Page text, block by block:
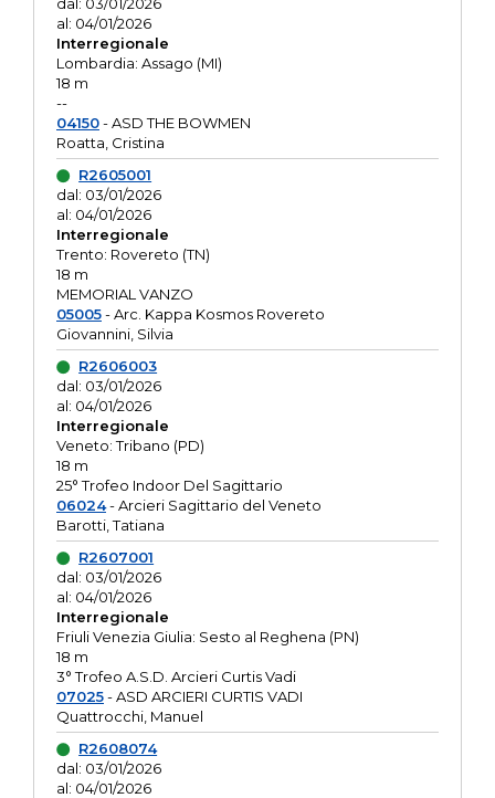
al: 04/01/2026
Interregionale
Lombardia: Assago (MI)
18 m
--
04150- ASD THE BOWMEN
Roatta, Cristina
R2605001
dal: 03/01/2026
al: 04/01/2026
Interregionale
Trento: Rovereto (TN)
18 m
MEMORIAL VANZO
05005- Arc. Kappa Kosmos Rovereto
Giovannini, Silvia
R2606003
dal: 03/01/2026
al: 04/01/2026
Interregionale
Veneto: Tribano (PD)
18 m
25° Trofeo Indoor Del Sagittario
06024- Arcieri Sagittario del Veneto
Barotti, Tatiana
R2607001
dal: 03/01/2026
al: 04/01/2026
Interregionale
Friuli Venezia Giulia: Sesto al Reghena (PN)
18 m
3° Trofeo A.S.D. Arcieri Curtis Vadi
07025- ASD ARCIERI CURTIS VADI
Quattrocchi, Manuel
R2608074
dal: 03/01/2026
al: 04/01/2026